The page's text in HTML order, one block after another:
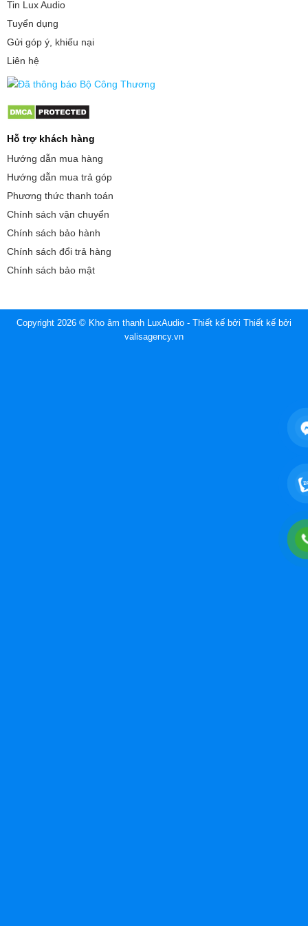
Tin Lux Audio
Tuyển dụng
Gửi góp ý, khiếu nại
Liên hệ
Hỗ trợ khách hàng
Hướng dẫn mua hàng
Hướng dẫn mua trả góp
Phương thức thanh toán
Chính sách vận chuyển
Chính sách bảo hành
Chính sách đổi trả hàng
Chính sách bảo mật
Copyright 2026 © Kho âm thanh LuxAudio - Thiết kế bởi Thiết kế bởi
valisagency.vn